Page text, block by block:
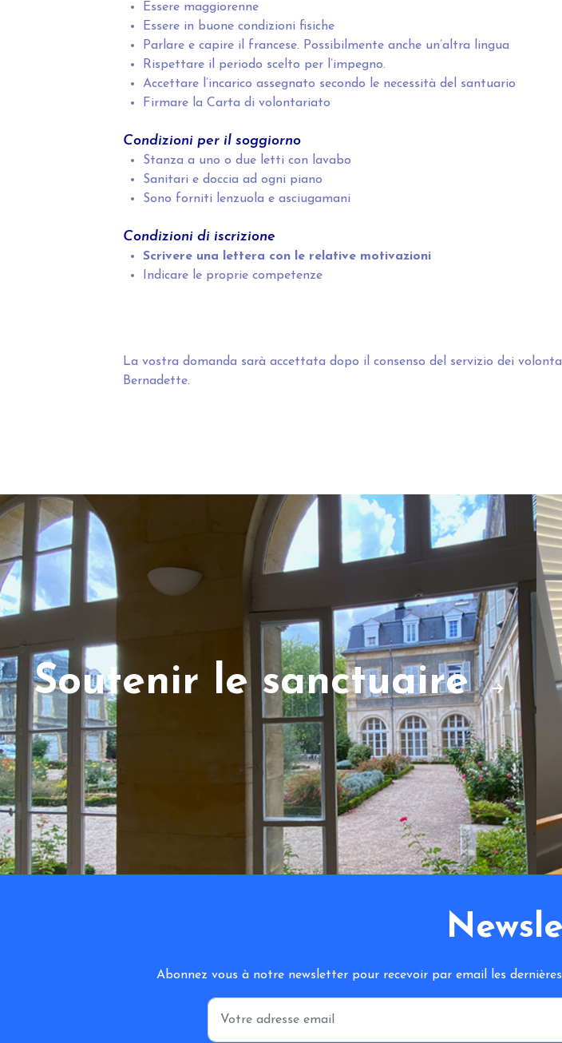
Essere maggiorenne
Essere in buone condizioni fisiche
Parlare e capire il francese. Possibilmente anche un’altra lingua
Rispettare il periodo scelto per l’impegno.
Accettare l’incarico assegnato secondo le necessità del santuario
Firmare la Carta di volontariato
Condizioni per il soggiorno
Stanza a uno o due letti con lavabo
Sanitari e doccia ad ogni piano
Sono forniti lenzuola e asciugamani
Condizioni di iscrizione
Scrivere una lettera con le relative motivazioni
Indicare le proprie competenze
La vostra domanda sarà accettata dopo il consenso del servizio dei
Bernadette.
Soutenir le sanctuaire
Abonnez vous à notre newsletter pour recevoir par email les